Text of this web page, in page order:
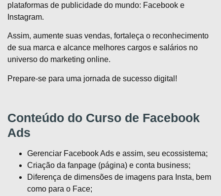
plataformas de publicidade do mundo: Facebook e
Instagram.
Assim, aumente suas vendas, fortaleça o reconhecimento
de sua marca e alcance melhores cargos e salários no
universo do marketing online.
Prepare-se para uma jornada de sucesso digital!
Conteúdo do Curso de Facebook
Ads
Gerenciar Facebook Ads e assim, seu ecossistema;
Criação da fanpage (página) e conta business;
Diferença de dimensões de imagens para Insta, bem
como para o Face;